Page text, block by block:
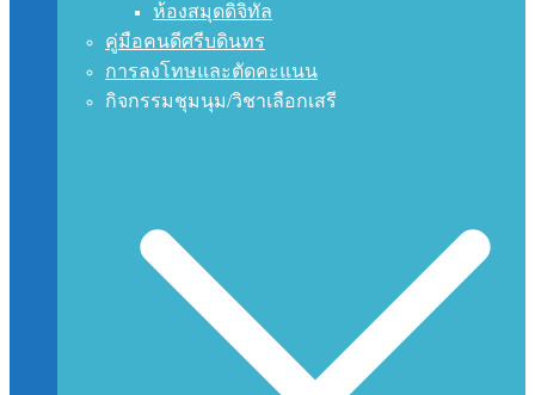
ห้องสมุดดิจิทัล
คู่มือคนดีศรีบดินทร
การลงโทษและตัดคะแนน
กิจกรรมชุมนุม/วิชาเลือกเสรี